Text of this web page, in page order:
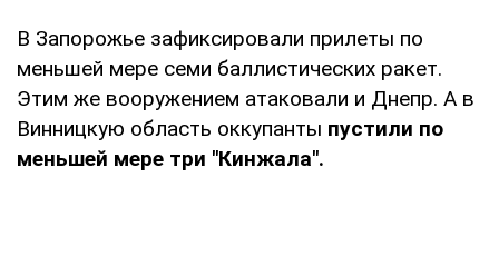
В Запорожье зафиксировали прилеты по
меньшей мере семи баллистических ракет.
Этим же вооружением атаковали и Днепр. А в
Винницкую область оккупанты пустили по
меньшей мере три "Кинжала".